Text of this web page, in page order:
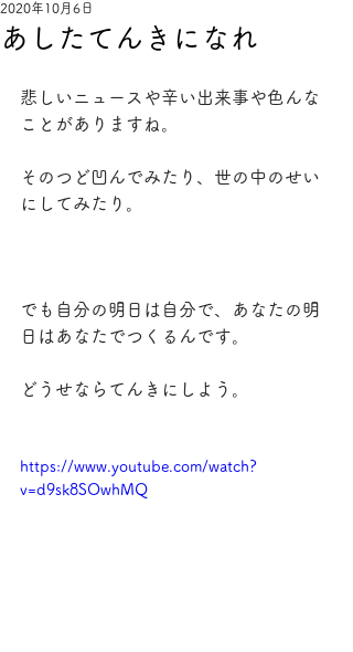
あしたてんきになれ
2020年10月6日
悲しいニュースや辛い出来事や色んな
ことがありますね。
そのつど凹んでみたり、世の中のせい
にしてみたり。
でも自分の明日は自分で、あなたの明
日はあなたでつくるんです。
どうせならてんきにしよう。
https://www.youtube.com/watch?
v=d9sk8SOwhMQ